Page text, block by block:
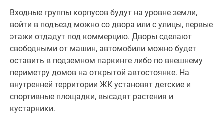
Входные группы корпусов будут на уровне земли,
войти в подъезд можно со двора или с улицы, первые
этажи отдадут под коммерцию. Дворы сделают
свободными от машин, автомобили можно будет
оставить в подземном паркинге либо по внешнему
периметру домов на открытой автостоянке. На
внутренней территории ЖК установят детские и
спортивные площадки, высадят растения и
кустарники.